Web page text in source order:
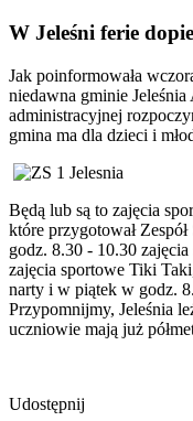
W Jeleśni ferie
Jak poinformowała
niedawna gminie
administracyjnej
gmina ma dla dzieci i
Będą lub są to zajęcia
które przygotował
godz. 8.30 - 10.30
zajęcia sportowe Tiki
narty i w piątek w godz.
Przypomnijmy, Jeleśnia
uczniowie mają już
Udostępnij